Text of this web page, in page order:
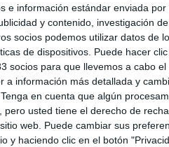
e información estándar enviada por
y contenido, investigación
socios podemos utilizar datos de
de dispositivos. Puede hacer
socios para que llevemos a cabo
a información más detallada y
Tenga en cuenta que algún
usted tiene el derecho de
web. Puede cambiar sus
y haciendo clic en el botón